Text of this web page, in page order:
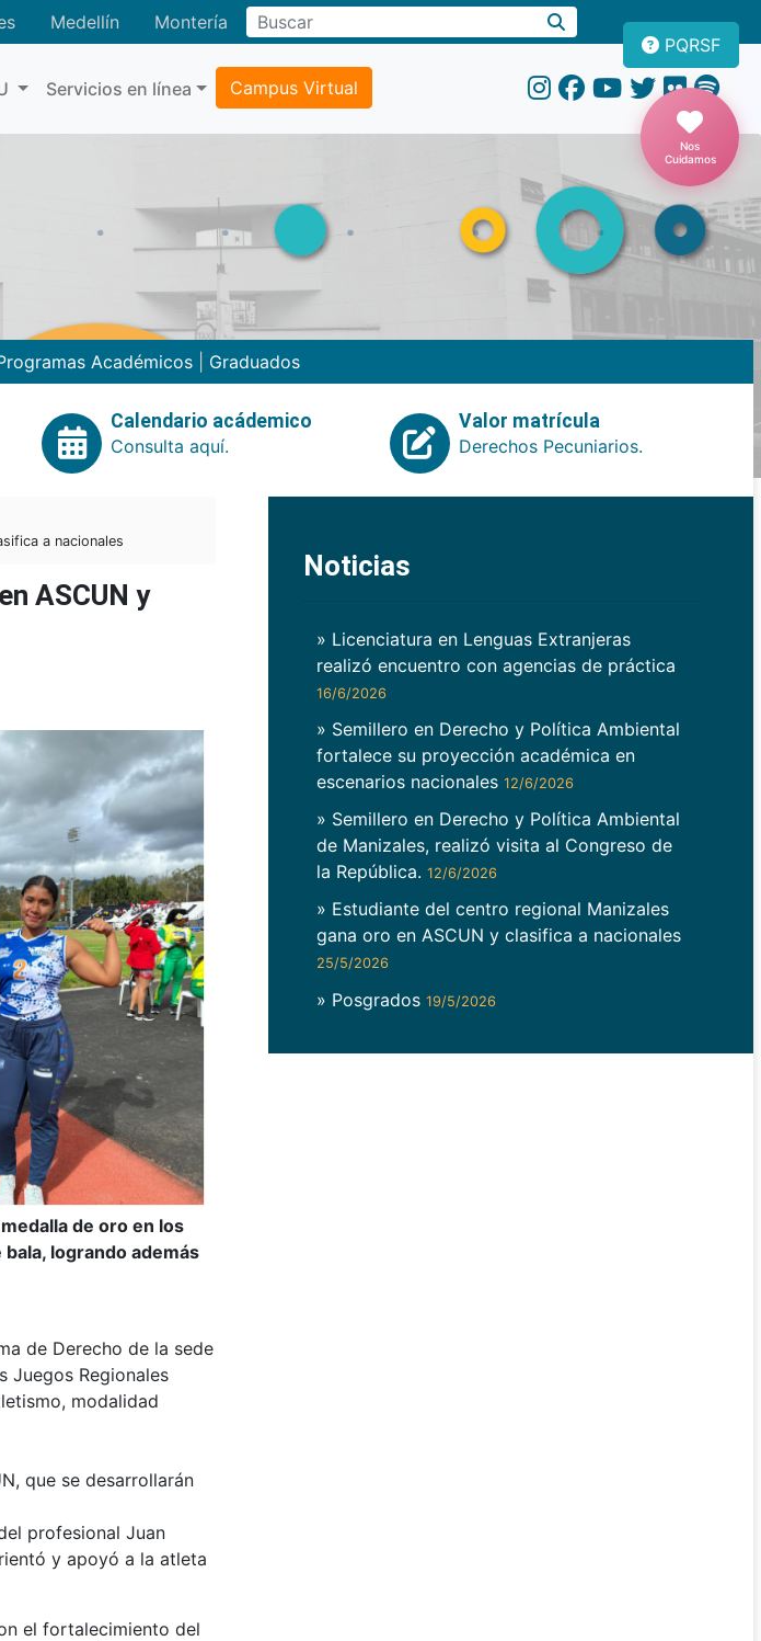
Medellín Montería
Servicios en línea Campus Virtual
PQRSF
Nos
Cuidamos
Académicos| Graduados
Calendario acádemico
Consulta aquí.
Valor matrícula
Derechos Pecuniarios.
a nacionales
ASCUN y
de oro en los
logrando además
de Derecho de la sede
Juegos Regionales
modalidad
que se desarrollarán
profesional Juan
y apoyó a la atleta
el fortalecimiento del
Noticias
» Licenciatura en Lenguas Extranjeras
realizó encuentro con agencias de práctica
16/6/2026
» Semillero en Derecho y Política Ambiental
fortalece su proyección académica en
escenarios nacionales 12/6/2026
» Semillero en Derecho y Política Ambiental
de Manizales, realizó visita al Congreso de
la República. 12/6/2026
» Estudiante del centro regional Manizales
gana oro en ASCUN y clasifica a nacionales
25/5/2026
» Posgrados 19/5/2026